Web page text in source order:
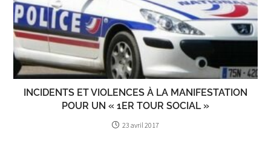
INCIDENTS ET VIOLENCES À LA MANIFESTATION
POUR UN « 1ER TOUR SOCIAL »
23 avril 2017